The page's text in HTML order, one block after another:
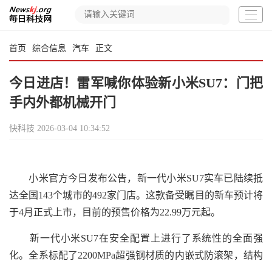
首页 综合信息 汽车 正文
今日进店！雷军喊你体验新小米SU7：门把
手内外都机械开门
快科技 2026-03-04 10:34:52
小米官方今日发布公告，新一代小米SU7实车已陆续抵
达全国143个城市的492家门店。这款备受瞩目的新车预计将
于4月正式上市，目前的预售价格为22.99万元起。
新一代小米SU7在安全配置上进行了系统性的全面强
化。全系标配了2200MPa超强钢材质的内嵌式防滚架，结构